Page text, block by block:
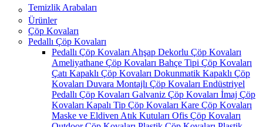
Temizlik Arabaları
Ürünler
Çöp Kovaları
Pedallı Çöp Kovaları
Pedallı Çöp Kovaları Ahşap Dekorlu Çöp Kovaları
Ameliyathane Çöp Kovaları Bahçe Tipi Çöp Kovaları
Çatı Kapaklı Çöp Kovaları Dokunmatik Kapaklı Çöp
Kovaları Duvara Montajlı Çöp Kovaları Endüstriyel
Pedallı Çöp Kovaları Galvaniz Çöp Kovaları İmaj Çöp
Kovaları Kapalı Tip Çöp Kovaları Kare Çöp Kovaları
Maske ve Eldiven Atık Kutuları Ofis Çöp Kovaları